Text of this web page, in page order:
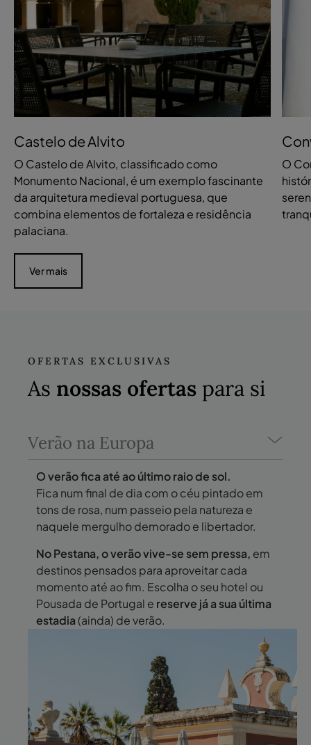
Castelo de Alvito
O Castelo de Alvito, classificado como
Monumento Nacional, é um exemplo fascinante
da arquitetura medieval portuguesa, que
combina elementos de fortaleza e residência
palaciana.
Ver mais
O
OFERTAS EXCLUSIVAS
As nossas ofertas para si
Verão na Europa
O verão fica até ao último raio de sol.
Fica num final de dia com o céu pintado em
tons de rosa, num passeio pela natureza e
naquele mergulho demorado e libertador.
No Pestana, o verão vive-se sem pressa, em
destinos pensados para aproveitar cada
momento até ao fim. Escolha o seu hotel ou
Pousada de Portugal e reserve já a sua última
estadia (ainda) de verão.